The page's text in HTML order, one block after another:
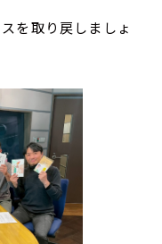
を取り戻しましょ